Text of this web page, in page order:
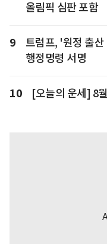
올림픽 심판 포함
9
트럼프, '원정 출
행정명령 서명
10 [오늘의 운세] 8